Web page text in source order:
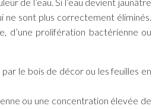
ne sont plus correctement éliminés.
d’une prolifération bactérienne ou
le bois de décor ou les feuilles en
ou une concentration élevée de